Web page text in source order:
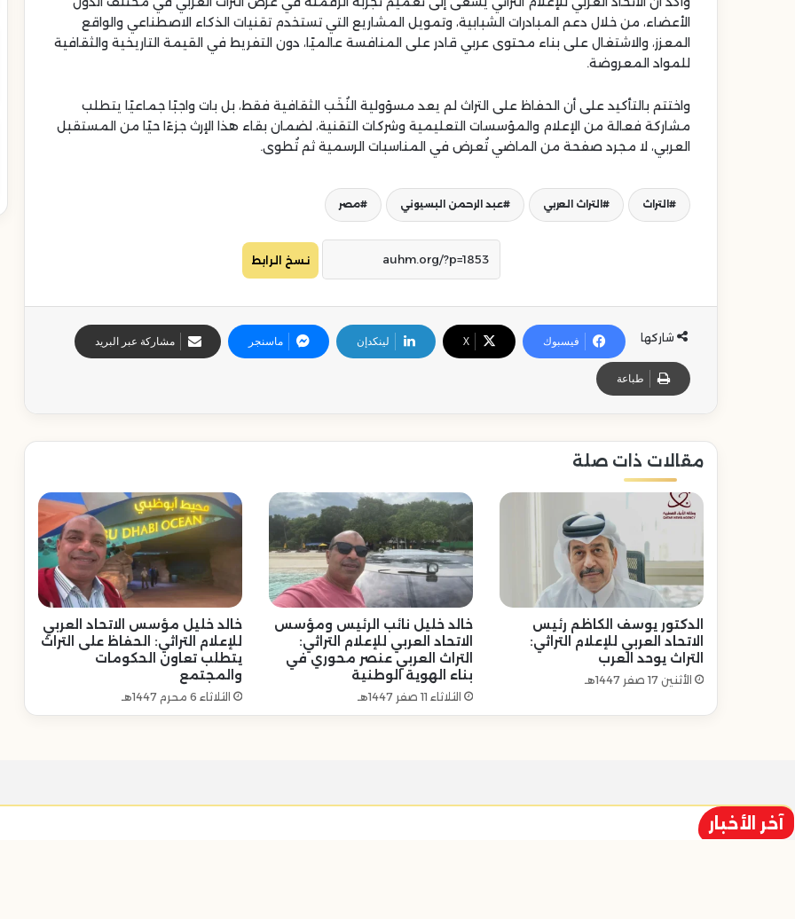
الأعضاء، من خلال دعم المبادرات الشبابية، وتمويل المشاريع التي تستخدم تقنيات الذكاء الاصطناعي والواقع
المعزز، والاشتغال على بناء محتوى عربي قادر على المنافسة عالميًا، دون التفريط في القيمة التاريخية والثقافية
للمواد المعروضة.
واختتم بالتأكيد على أن الحفاظ على التراث لم يعد مسؤولية النُخَب الثقافية فقط، بل بات واجبًا جماعيًا يتطلب
مشاركة فعالة من الإعلام والمؤسسات التعليمية وشركات التقنية، لضمان بقاء هذا الإرث جزءًا حيًا من المستقبل
العربي، لا مجرد صفحة من الماضي تُعرض في المناسبات الرسمية ثم تُطوى.
التراث التراث العربي عبد الرحمن البسيوني مصر
نسخ الرابط
شاركها فيسبوك ‫X لينكدإن ماسنجر مشاركة عبر البريد
طباعة
مقالات ذات صلة
الدكتور يوسف الكاظم رئيس
الاتحاد العربي للإعلام التراثي:
التراث يوحد العرب
الأثنين 17 صفر 1447هـ
خالد خليل نائب الرئيس ومؤسس
الاتحاد العربي للإعلام التراثي:
التراث العربي عنصر محوري في
بناء الهوية الوطنية
الثلاثاء 11 صفر 1447هـ
خالد خليل مؤسس الاتحاد العربي
للإعلام التراثي: الحفاظ على التراث
يتطلب تعاون الحكومات
والمجتمع
الثلاثاء 6 محرم 1447هـ
آخر الأخبار